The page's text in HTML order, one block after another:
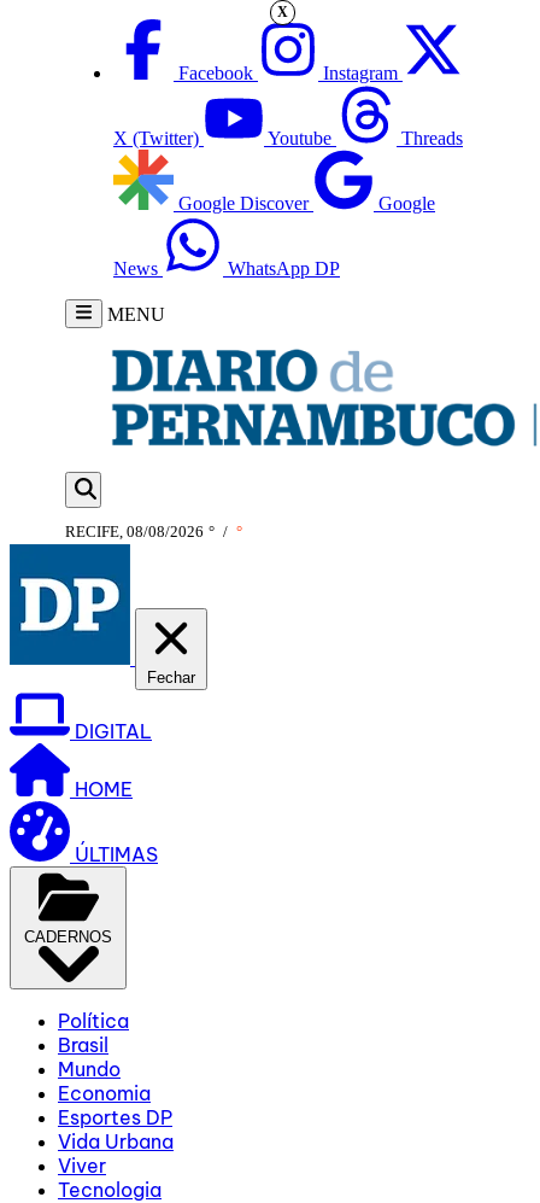
Facebook Instagram
X (Twitter) Youtube Threads
Google Discover Google
News WhatsApp DP
MENU
RECIFE, 08/08/2026 ° / °
Fechar
DIGITAL
HOME
ÚLTIMAS
CADERNOS
Política
Brasil
Mundo
Economia
Esportes DP
Vida Urbana
Viver
Tecnologia
X